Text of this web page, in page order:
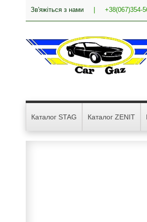
Зв'яжіться з нами +38(067)354-
Каталог STAG Каталог ZENIT